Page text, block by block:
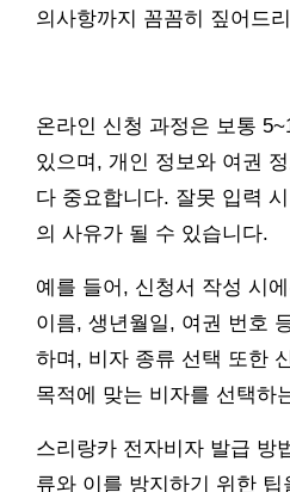
의사항까지 꼼꼼히 짚어드
온라인 신청 과정은 보통
있으며, 개인 정보와 여권
다 중요합니다. 잘못 입력
의 사유가 될 수 있습니다.
예를 들어, 신청서 작성 시
이름, 생년월일, 여권 번호
하며, 비자 종류 선택 또한
목적에 맞는 비자를 선택하
스리랑카 전자비자 발급 방
류와 이를 방지하기 위한